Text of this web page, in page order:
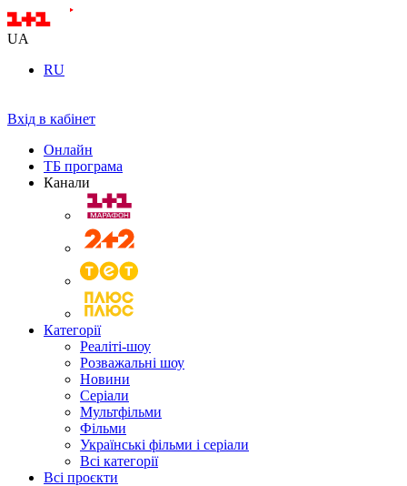
UA
RU
Вхід в кабінет
Онлайн
ТБ програма
Канали
Категорії
Реаліті-шоу
Розважальні шоу
Новини
Серіали
Мультфільми
Фільми
Українські фільми і серіали
Всі категорії
Всі проєкти